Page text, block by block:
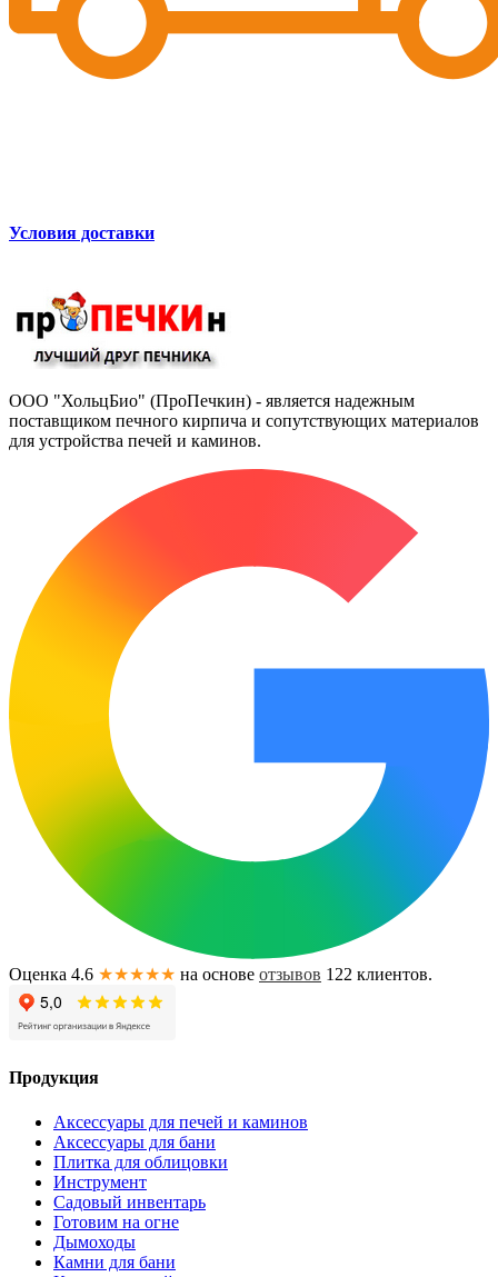
Условия доставки
ООО "ХольцБио" (ПроПечкин) - является надежным
поставщиком печного кирпича и сопутствующих материалов
для устройства печей и каминов.
Оценка 4.6 ★★★★★ на основе отзывов 122 клиентов.
Продукция
Аксессуары для печей и каминов
Аксессуары для бани
Плитка для облицовки
Инструмент
Садовый инвентарь
Готовим на огне
Дымоходы
Камни для бани